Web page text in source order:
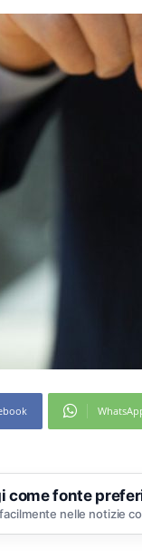
come fonte
nelle notizie